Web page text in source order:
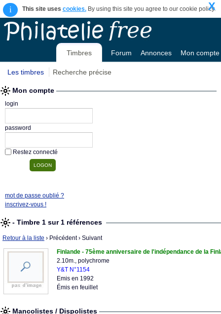
i This site uses cookies.By using this site you agree to our cookie policy.
X
Timbres Forum Annonces Mon compte
Les timbres Recherche précise
Mon compte
login
password
Restez connecté
mot de passe oublié ?
inscrivez-vous !
- Timbre 1 sur 1 références
Retour à la liste › Précédent› Suivant
Finlande - 75ème anniversaire de l'indépendance de la
2.10m., polychrome
Y&T N°1154
Emis en 1992
Émis en feuillet
Mancolistes / Dispolistes